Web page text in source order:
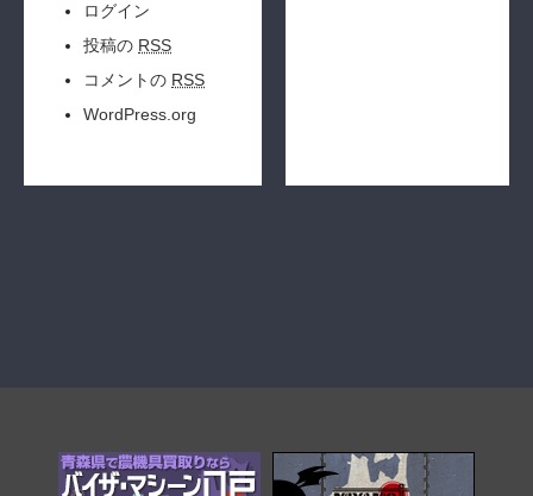
ログイン
投稿の RSS
コメントの RSS
WordPress.org